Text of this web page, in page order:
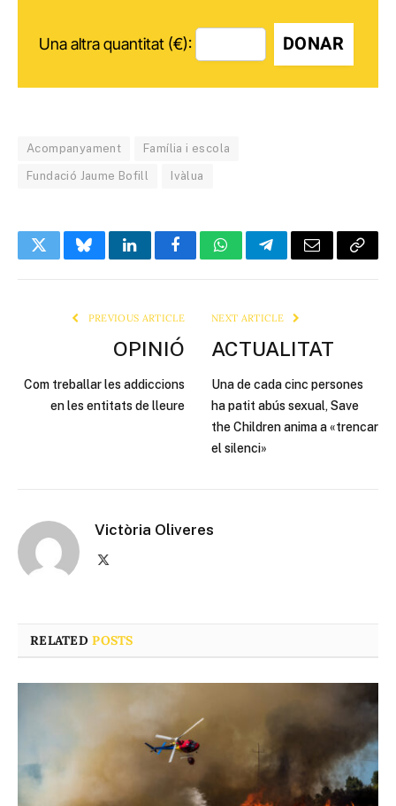
Una altra quantitat (€): DONAR
Acompanyament Família i escola
Fundació Jaume Bofill Ivàlua
TwitterBlueskyLinkedInFacebookWhatsAppTelegramEmail Copy
PREVIOUS ARTICLE
OPINIÓ
Com treballar les addiccions
en les entitats de lleure
NEXT ARTICLE
ACTUALITAT
Una de cada cinc persones
ha patit abús sexual, Save
the Children anima a «trencar
el silenci»
Victòria Oliveres
RELATEDPOSTS